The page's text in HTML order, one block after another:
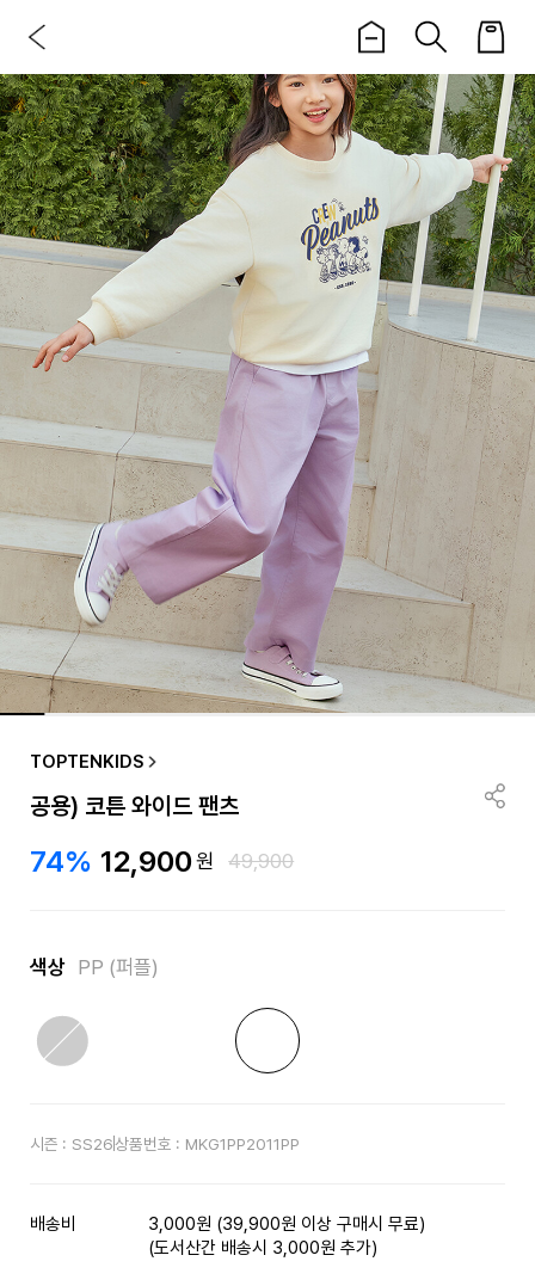
TOPTENKIDS
공용) 코튼 와이드 팬츠
74% 12,900원 49,900
색상 PP (퍼플)
시즌 : SS26상품번호 : MKG1PP2011PP
배송비
3,000원 (39,900원 이상 구매시 무료)
(도서산간 배송시 3,000원 추가)